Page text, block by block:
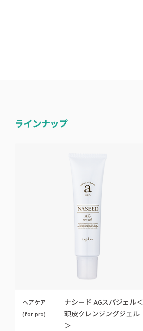
ラインナップ
ヘアケア
(for pro)
ナシード AGスパジェル＜
頭皮クレンジングジェル
＞